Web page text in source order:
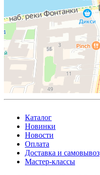
Каталог
Новинки
Новости
Оплата
Доставка и самовывоз
Мастер-классы